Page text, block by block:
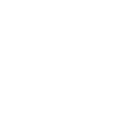
del interior